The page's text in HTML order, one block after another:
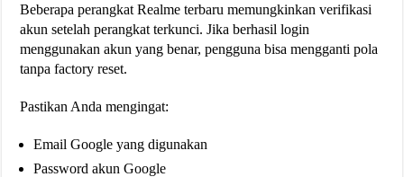
Beberapa perangkat Realme terbaru memungkinkan verifikasi
akun setelah perangkat terkunci. Jika berhasil login
menggunakan akun yang benar, pengguna bisa mengganti pola
tanpa factory reset.
Pastikan Anda mengingat:
Email Google yang digunakan
Password akun Google